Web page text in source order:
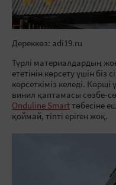
Дереккөз: adi19.ru
Түрлі материалдардың
ететінін көрсету үшін біз
көрсеткіміз келеді. Көрші
винил қаптамасы сөзбе-
Onduline Smart төбесіне
қоймай, тіпті еріген жоқ.